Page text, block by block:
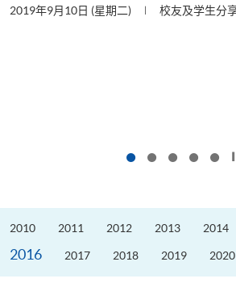
分享 2019年8月22日 (星期四)
2010 2011 2012 2013 2014
2016 2017 2018 2019 2020